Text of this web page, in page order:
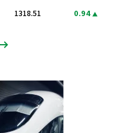
1318.51 0.94